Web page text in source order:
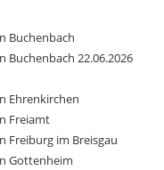
Buchenbach
22.06.2026
Ehrenkirchen
Freiamt
Freiburg im Breisgau
Gottenheim